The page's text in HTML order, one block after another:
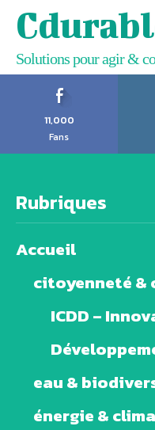
Solutions pour agir &
11,000
Fans
Rubriques
Accueil
citoyenneté &
ICDD –
eau &
énergie &